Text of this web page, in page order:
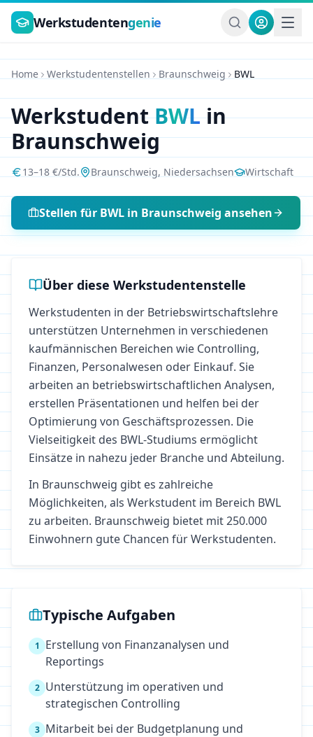
Zum Hauptinhalt springen
Werkstudentengenie
Home Werkstudentenstellen Braunschweig BWL
WerkstudentBWLin
Braunschweig
13–18 €/Std. Braunschweig, Niedersachsen Wirtschaft
Stellen für BWL in Braunschweig ansehen
Über diese Werkstudentenstelle
Werkstudenten in der Betriebswirtschaftslehre
unterstützen Unternehmen in verschiedenen
kaufmännischen Bereichen wie Controlling,
Finanzen, Personalwesen oder Einkauf. Sie
arbeiten an betriebswirtschaftlichen Analysen,
erstellen Präsentationen und helfen bei der
Optimierung von Geschäftsprozessen. Die
Vielseitigkeit des BWL-Studiums ermöglicht
Einsätze in nahezu jeder Branche und Abteilung.
In Braunschweig gibt es zahlreiche
Möglichkeiten, als Werkstudent im Bereich BWL
zu arbeiten. Braunschweig bietet mit 250.000
Einwohnern gute Chancen für Werkstudenten.
Typische Aufgaben
1
Erstellung von Finanzanalysen und
Reportings
2 Unterstützung im operativen und
strategischen Controlling
3 Mitarbeit bei der Budgetplanung und